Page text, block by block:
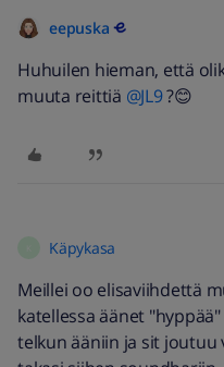
eepuska
Huhuilen hieman, että
muuta reittiä ​ @JL9?😊
Käpykasa
Meillei oo elisaviihdettä
katellessa äänet
telkun ääniin ja sit